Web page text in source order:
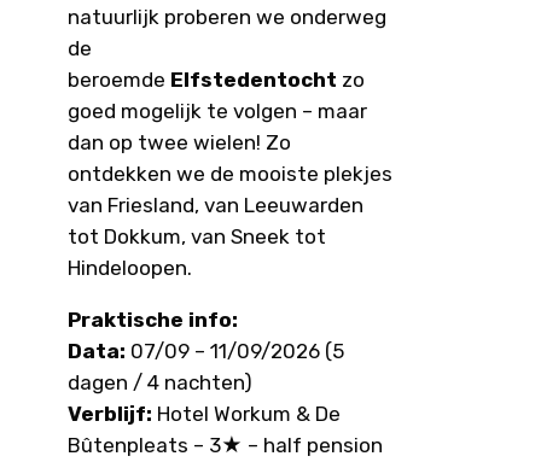
natuurlijk proberen we onderweg
de
beroemde Elfstedentocht zo
goed mogelijk te volgen – maar
dan op twee wielen! Zo
ontdekken we de mooiste plekjes
van Friesland, van Leeuwarden
tot Dokkum, van Sneek tot
Hindeloopen.
Praktische info:
Data: 07/09 – 11/09/2026 (5
dagen / 4 nachten)
Verblijf: Hotel Workum & De
Bûtenpleats – 3★ – half pension